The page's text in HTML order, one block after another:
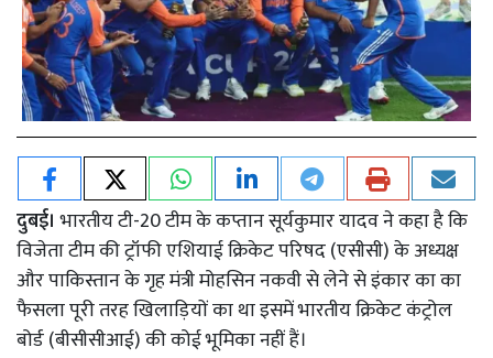
दुबई।भारतीय टी-20 टीम के कप्तान सूर्यकुमार यादव ने कहा है कि
विजेता टीम की ट्रॉफी एशियाई क्रिकेट परिषद (एसीसी) के अध्यक्ष
और पाकिस्तान के गृह मंत्री मोहसिन नकवी से लेने से इंकार का का
फैसला पूरी तरह खिलाड़ियों का था इसमें भारतीय क्रिकेट कंट्रोल
बोर्ड (बीसीसीआई) की कोई भूमिका नहीं हैं।